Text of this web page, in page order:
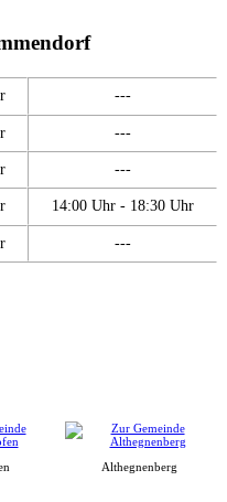
---
---
---
14:00 Uhr - 18:30 Uhr
---
Althegnenberg